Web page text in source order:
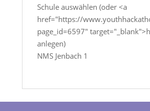
Schule auswählen (oder <a
href="https://
page_id=6597"
anlegen)
NMS Jenbach 1